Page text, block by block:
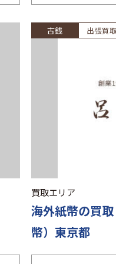
古銭 出張買
買取エリア
海外紙幣の買
幣）東京都